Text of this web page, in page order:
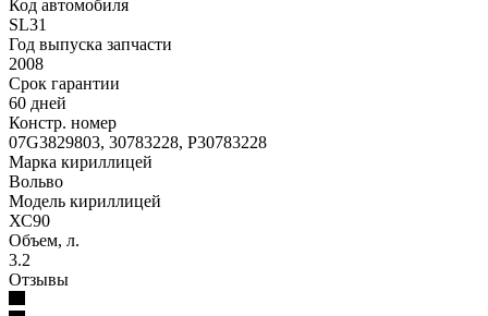
Код автомобиля
SL31
Год выпуска запчасти
2008
Срок гарантии
60 дней
Констр. номер
07G3829803, 30783228, P30783228
Марка кириллицей
Вольво
Модель кириллицей
ХС90
Объем, л.
3.2
Отзывы